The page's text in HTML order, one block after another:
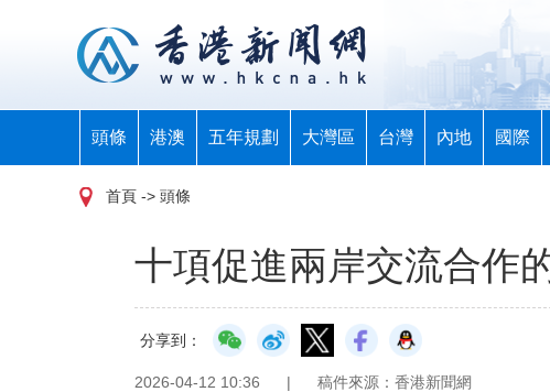
頭條 港澳 五年規劃 大灣區 台灣 內地 國際
首頁 -> 頭條
十項促進兩岸交流合作
分享到：
2026-04-12 10:36 | 稿件來源：香港新聞網